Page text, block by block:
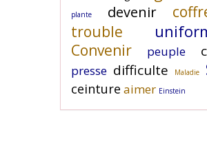
plante devenir
trouble
Convenir peuple
presse difficulte Maladie
ceinture aimer Einstein